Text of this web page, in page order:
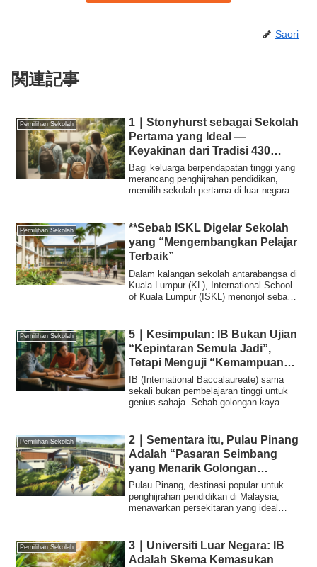
Saori
関連記事
Pemilihan Sekolah
1｜Stonyhurst sebagai Sekolah
Pertama yang Ideal —
Keyakinan dari Tradisi 430
Tahun Sekolah Ternama UK
Bagi keluarga berpendapatan tinggi yang
merancang penghijrahan pendidikan,
memilih sekolah pertama di luar negara
Pemilihan Sekolah
**Sebab ISKL Digelar Sekolah
yang “Mengembangkan Pelajar
Terbaik”
Dalam kalangan sekolah antarabangsa di
Kuala Lumpur (KL), International School
of Kuala Lumpur (ISKL) menonjol sebagai
Pemilihan Sekolah
5｜Kesimpulan: IB Bukan Ujian
“Kepintaran Semula Jadi”,
Tetapi Menguji “Kemampuan
Pengurusan Seluruh Keluarga”
IB (International Baccalaureate) sama
sekali bukan pembelajaran tinggi untuk
genius sahaja. Sebab golongan kaya
Pemilihan Sekolah
2｜Sementara itu, Pulau Pinang
Adalah “Pasaran Seimbang
yang Menarik Golongan
Pertengahan-Atas dari Seluruh
Dunia”
Pulau Pinang, destinasi popular untuk
penghijrahan pendidikan di Malaysia,
menawarkan persekitaran yang ideal
Pemilihan Sekolah
3｜Universiti Luar Negara: IB
Adalah Skema Kemasukan